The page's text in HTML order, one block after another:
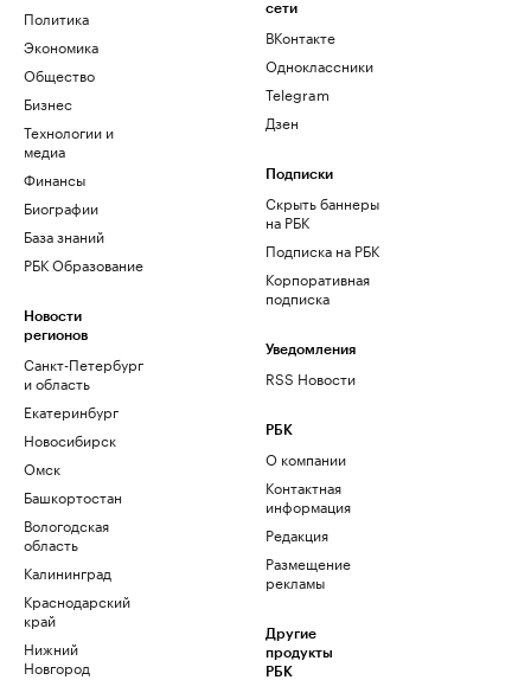
Политика
Экономика
Общество
Бизнес
Технологии и
медиа
Финансы
Биографии
База знаний
РБК Образование
Новости
регионов
Санкт-Петербург
и область
Екатеринбург
Новосибирск
Омск
Башкортостан
Вологодская
область
Калининград
Краснодарский
край
Нижний
Новгород
сети
ВКонтакте
Одноклассники
Telegram
Дзен
Подписки
Скрыть баннеры
на РБК
Подписка на РБК
Корпоративная
подписка
Уведомления
RSS Новости
РБК
О компании
Контактная
информация
Редакция
Размещение
рекламы
Другие
продукты
РБК